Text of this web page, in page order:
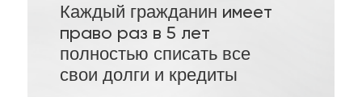
Каждый гражданин имеет
право раз в 5 лет
полностью списать все
свои долги и кредиты